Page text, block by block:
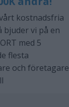
kostnadsfria
bjuder vi på en
med 5
flesta
och företagare